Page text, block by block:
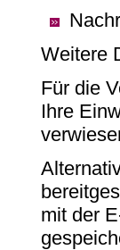
Weitere
Für die
Ihre
mit der